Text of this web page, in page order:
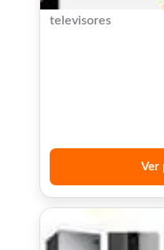
televisores
Ver